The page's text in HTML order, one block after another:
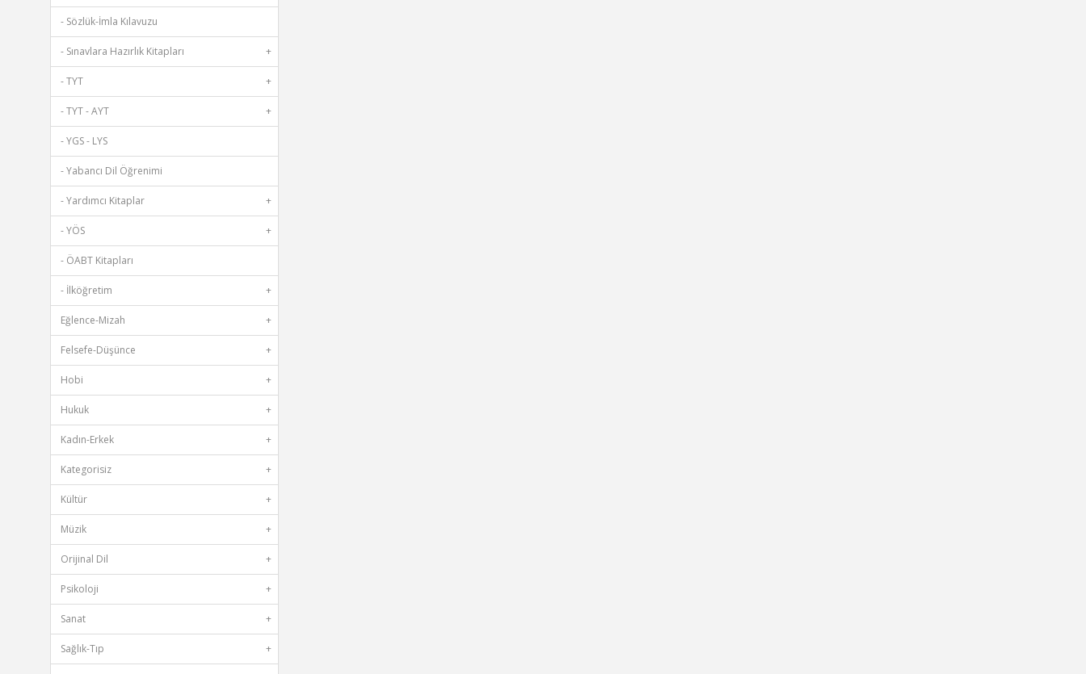
- Sözlük-İmla Kılavuzu
- Sınavlara Hazırlık Kitapları +
- TYT +
- TYT - AYT +
- YGS - LYS
- Yabancı Dil Öğrenimi
- Yardımcı Kitaplar +
- YÖS +
- ÖABT Kitapları
- İlköğretim +
Eğlence-Mizah +
Felsefe-Düşünce +
Hobi +
Hukuk +
Kadın-Erkek +
Kategorisiz +
Kültür +
Müzik +
Orijinal Dil +
Psikoloji +
Sanat +
Sağlık-Tıp +